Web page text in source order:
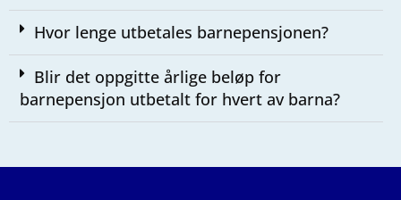
Hvor lenge utbetales barnepensjonen?​
Blir det oppgitte årlige beløp for
barnepensjon utbetalt for hvert av barna?​